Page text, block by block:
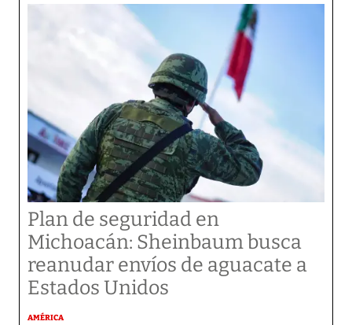
Plan de seguridad en
Michoacán: Sheinbaum busca
reanudar envíos de aguacate a
Estados Unidos
AMÉRICA